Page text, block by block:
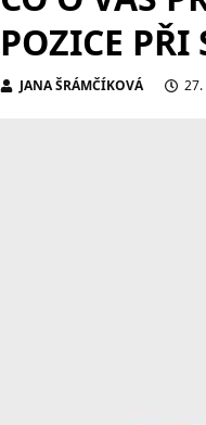
POZICE PŘI
JANA ŠRÁMČÍKOVÁ 27.